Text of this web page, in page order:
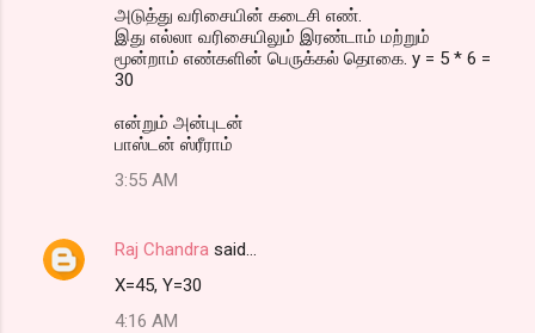
அடுத்து வரிசையின் கடைசி எண்.
இது எல்லா வரிசையிலும் இரண்டாம் மற்றும்
மூன்றாம் எண்களின் பெருக்கல் தொகை. y = 5 * 6 =
30
என்றும் அன்புடன்
பாஸ்டன் ஸ்ரீராம்
3:55 AM
Raj Chandra said…
X=45, Y=30
4:16 AM